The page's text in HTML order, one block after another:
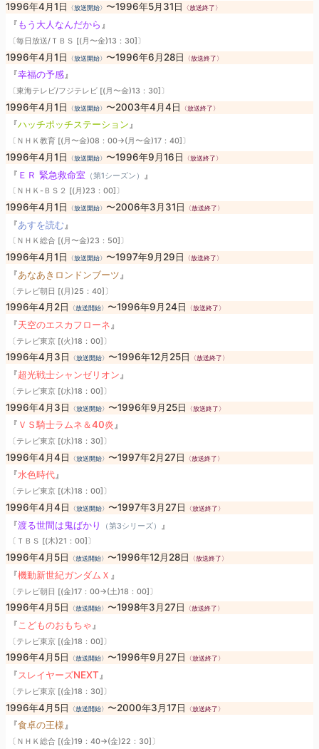
1996年4月1日 〈放送開始〉 〜1996年5月31日 〈放送終了〉
『もう大人なんだから 』
〔毎日放送/ＴＢＳ [(月〜金)13：30]〕
1996年4月1日 〈放送開始〉 〜1996年6月28日 〈放送終了〉
『幸福の予感』
〔東海テレビ/フジテレビ [(月〜金)13：30]〕
1996年4月1日 〈放送開始〉 〜2003年4月4日 〈放送終了〉
『ハッチポッチステーション』
〔ＮＨＫ教育 [(月〜金)08：00→(月〜金)17：40]〕
1996年4月1日 〈放送開始〉 〜1996年9月16日 〈放送終了〉
『 ＥＲ 緊急救命室 （第1シーズン） 』
〔ＮＨＫ-ＢＳ２ [(月)23：00]〕
1996年4月1日 〈放送開始〉 〜2006年3月31日 〈放送終了〉
『あすを読む 』
〔ＮＨＫ総合 [(月〜金)23：50]〕
1996年4月1日 〈放送開始〉 〜1997年9月29日 〈放送終了〉
『あなあきロンドンブーツ 』
〔テレビ朝日 [(月)25：40]〕
1996年4月2日 〈放送開始〉 〜1996年9月24日 〈放送終了〉
『天空のエスカフローネ 』
〔テレビ東京 [(火)18：00]〕
1996年4月3日 〈放送開始〉 〜1996年12月25日 〈放送終了〉
『超光戦士シャンゼリオン 』
〔テレビ東京 [(水)18：00]〕
1996年4月3日 〈放送開始〉 〜1996年9月25日 〈放送終了〉
『 ＶＳ騎士ラムネ＆40炎』
〔テレビ東京 [(水)18：30]〕
1996年4月4日 〈放送開始〉 〜1997年2月27日 〈放送終了〉
『水色時代』
〔テレビ東京 [(木)18：00]〕
1996年4月4日 〈放送開始〉 〜1997年3月27日 〈放送終了〉
『渡る世間は鬼ばかり （第3シリーズ） 』
〔ＴＢＳ [(木)21：00]〕
1996年4月5日 〈放送開始〉 〜1996年12月28日 〈放送終了〉
『機動新世紀ガンダムＸ 』
〔テレビ朝日 [(金)17：00→(土)18：00]〕
1996年4月5日 〈放送開始〉 〜1998年3月27日 〈放送終了〉
『 こどものおもちゃ 』
〔テレビ東京 [(金)18：00]〕
1996年4月5日 〈放送開始〉 〜1996年9月27日 〈放送終了〉
『スレイヤーズNEXT 』
〔テレビ東京 [(金)18：30]〕
1996年4月5日 〈放送開始〉 〜2000年3月17日 〈放送終了〉
『食卓の王様』
〔ＮＨＫ総合 [(金)19：40→(金)22：30]〕